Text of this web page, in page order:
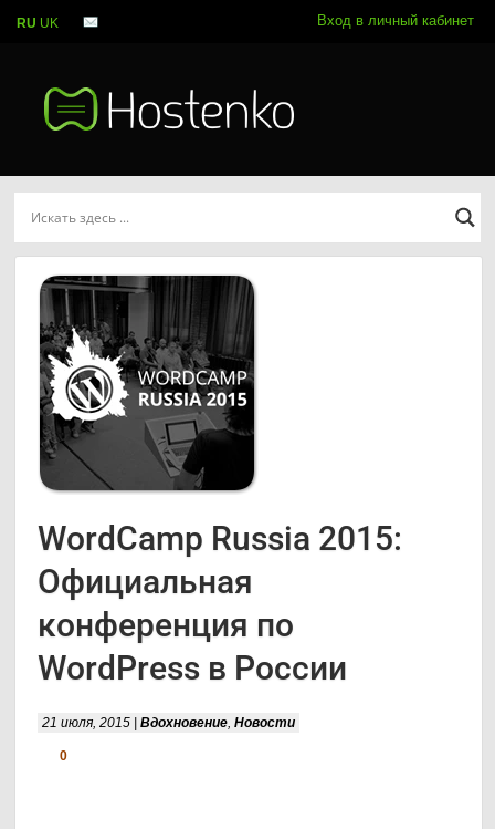
Вход в личный кабинет
WordCamp Russia 2015:
Официальная
конференция по
WordPress в России
21 июля, 2015 |Вдохновение,Новости
0
RU UK